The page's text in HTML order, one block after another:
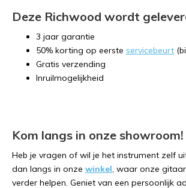
Deze Richwood wordt
3 jaar garantie
50% korting op eerste servicebeurt
Gratis verzending
Inruilmogelijkheid
Kom langs in onze showroom!
Heb je vragen of wil je het instrument zelf
dan langs in onze winkel, waar onze
verder helpen. Geniet van een persoonlijk